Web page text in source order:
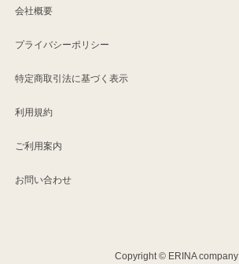
会社概要
プライバシーポリシー
特定商取引法に基づく表示
利用規約
ご利用案内
お問い合わせ
Copyright © ERINA company